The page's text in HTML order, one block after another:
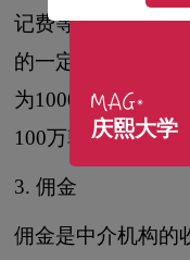
记费等。一般而言
的一定比例收取手
为1000万元韩元,
100万韩元的手续费
3. 佣金
佣金是中介机构的
庆熙大学